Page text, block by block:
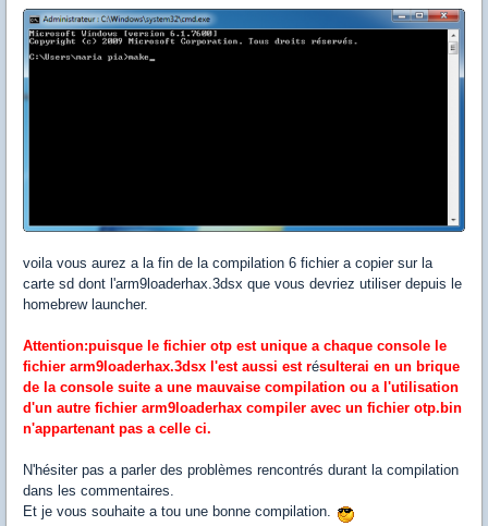
voila vous aurez a la fin de la compilation 6 fichier a copier sur la
carte sd dont l'arm9loaderhax.3dsx que vous devriez utiliser depuis le
homebrew launcher.
Attention:puisque le fichier otp est unique a chaque console le
fichier arm9loaderhax.3dsx l'est aussi est résulterai en un brique
de la console suite a une mauvaise compilation ou a l'utilisation
d'un autre fichier arm9loaderhax compiler avec un fichier otp.bin
n'appartenant pas a celle ci.
N'hésiter pas a parler des problèmes rencontrés durant la compilation
dans les commentaires.
Et je vous souhaite a tou une bonne compilation.